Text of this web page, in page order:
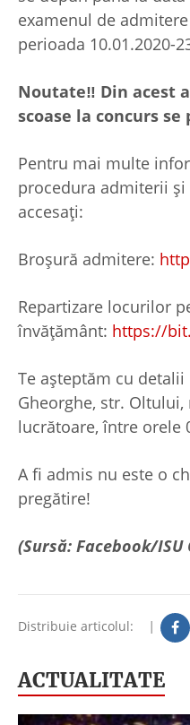
examenul de
perioada 10.01.2020-
Noutate‼ Din acest
scoase la concurs se
Pentru mai multe
procedura admiterii
accesați:
Broșură admitere:
Repartizare locurilor
învățământ: https://
Te așteptăm cu
Gheorghe, str. Oltului,
lucrătoare, între orele
A fi admis nu este o
pregătire!
(Sursă: Facebook/ISU
Distribuie articolul: |
ACTUALITATE